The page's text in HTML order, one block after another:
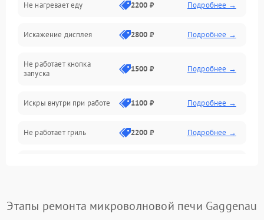
Механические повреждения
Питание и запуск
Нагрев и приготовление
Программное обеспечение
Не нагревает еду 2200 ₽ Подробнее →
Искажение дисплея 2800 ₽ Подробнее →
Не работает кнопка
запуска
1500 ₽ Подробнее →
Искры внутри при работе 1100 ₽ Подробнее →
Не работает гриль 2200 ₽ Подробнее →
Подробнее →
Этапы ремонта микроволновой печи Gaggenau